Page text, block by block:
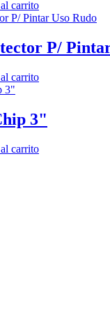
carrito
P/
carrito
3"
carrito